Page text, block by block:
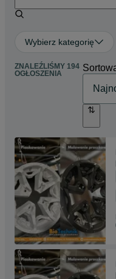
Wybierz kategorię
ZNALEŹLIŚMY 194
OGŁOSZENIA